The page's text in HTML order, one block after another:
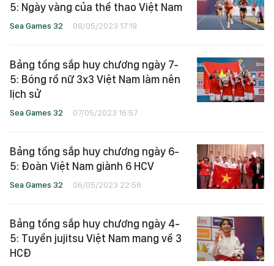
5: Ngày vàng của thể thao Việt Nam
Sea Games 32 08/05/2023 17:19
Bảng tổng sắp huy chương ngày 7-
5: Bóng rổ nữ 3x3 Việt Nam làm nên
lịch sử
Sea Games 32 07/05/2023 16:57
Bảng tổng sắp huy chương ngày 6-
5: Đoàn Việt Nam giành 6 HCV
Sea Games 32 06/05/2023 22:56
Bảng tổng sắp huy chương ngày 4-
5: Tuyển jujitsu Việt Nam mang về 3
HCĐ